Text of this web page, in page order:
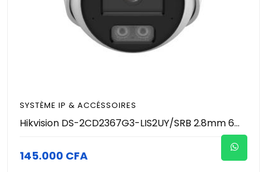
SYSTÈME IP & ACCÉSSOIRES
Hikvision DS-2CD2367G3-LIS2UY/SRB 2.8mm 6MP - Caméra Dôme IP ColorVu Smart Hybrid Light - Live Guard Sirène & Flash - Anti-Corrosion NEMA 4X - Audio Bidirectionnel - IA Détection Humains & Véhicules - IP67 - Vidéosurveillance Pro
145.000 CFA